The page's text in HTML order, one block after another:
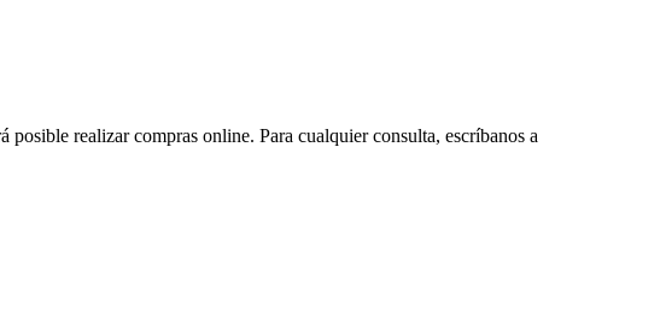
realizar compras online. Para cualquier consulta, escríbanos a